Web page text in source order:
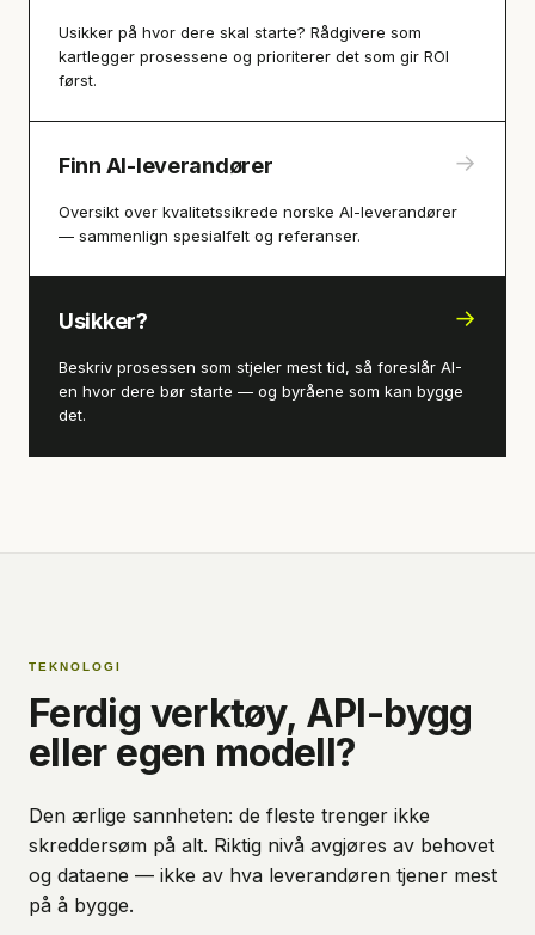
Usikker på hvor dere skal starte? Rådgivere som
kartlegger prosessene og prioriterer det som gir ROI
først.
Finn AI-leverandører →
Oversikt over kvalitetssikrede norske AI-leverandører
— sammenlign spesialfelt og referanser.
Usikker? →
Beskriv prosessen som stjeler mest tid, så foreslår AI-
en hvor dere bør starte — og byråene som kan bygge
det.
TEKNOLOGI
Ferdig verktøy, API-bygg
eller egen modell?
Den ærlige sannheten: de fleste trenger ikke
skreddersøm på alt. Riktig nivå avgjøres av behovet
og dataene — ikke av hva leverandøren tjener mest
på å bygge.